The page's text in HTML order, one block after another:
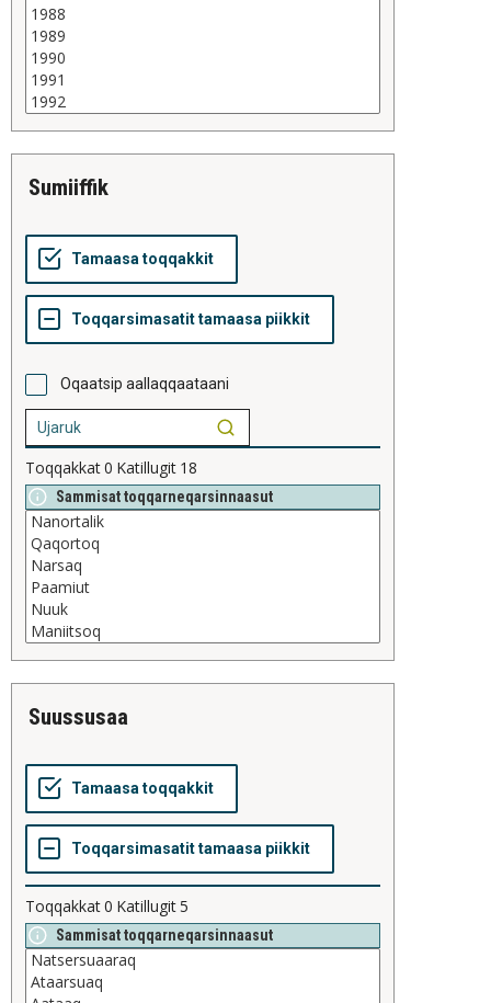
sumiiffik
Oqaatsip aallaqqaataani
Toqqakkat0 Katillugit 18
Sammisat toqqarneqarsinnaasut
suussusaa
Toqqakkat0 Katillugit5
Sammisat toqqarneqarsinnaasut